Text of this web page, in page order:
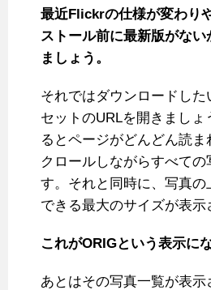
最近Flickrの仕様が変わり
ストール前に最新版がない
ましょう。
それではダウンロードし
セットのURLを開きましょ
るとページがどんどん読ま
クロールしながらすべての
す。それと同時に、写真の
できる最大のサイズが表示
これがORIGという表示に
あとはその写真一覧が表示